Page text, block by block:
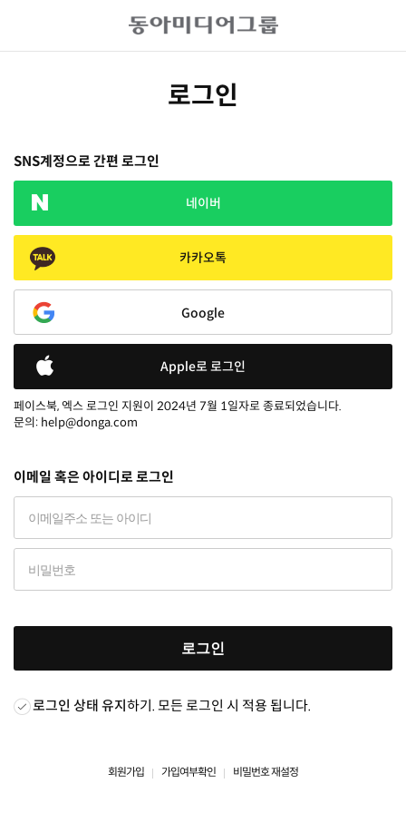
로그인
SNS계정으로 간편 로그인
네이버
카카오톡
Google
Apple로 로그인
페이스북, 엑스 로그인 지원이 2024년 7월 1일자로 종료되었습니다.
문의: help@donga.com
이메일 혹은 아이디로 로그인
로그인
로그인 상태 유지하기. 모든 로그인 시 적용 됩니다.
회원가입 가입여부확인 비밀번호 재설정